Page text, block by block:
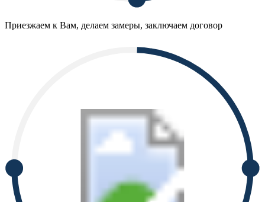
Приезжаем к Вам, делаем замеры, заключаем договор